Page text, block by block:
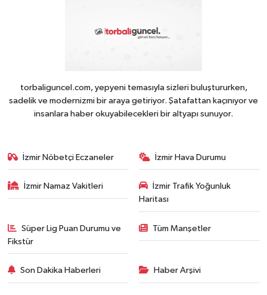
torbaliguncel.com, yepyeni temasıyla sizleri buluştururken,
sadelik ve modernizmi bir araya getiriyor. Şatafattan kaçınıyor ve
insanlara haber okuyabilecekleri bir altyapı sunuyor.
İzmir Nöbetçi Eczaneler İzmir Hava Durumu
İzmir Namaz Vakitleri
İzmir Trafik Yoğunluk
Haritası
Süper Lig Puan Durumu ve
Fikstür
Tüm Manşetler
Son Dakika Haberleri Haber Arşivi